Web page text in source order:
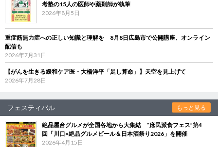
考塾の15人の医師や薬剤師が執筆
2026年8月5日
重症筋無力症への正しい知識と理解を 8月8日広島市で公開講座、オンライン
配信も
2026年7月31日
【がんを生きる緩和ケア医・大橋洋平「足し算命」】天空を見上げて
2026年7月28日
フェスティバル もっと見る
絶品屋台グルメが全国各地から大集結 “庶民派食フェス”第4
回「川口×絶品グルメビール＆日本酒祭り2026」を開催
2026年4月15日